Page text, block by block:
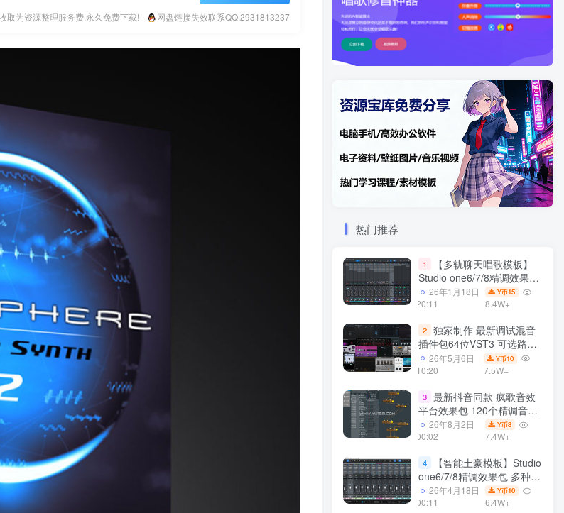
取为资源整理服务费,永久免费下载! 网盘链接失效联系QQ:2931813237
热门推荐
1
【多轨聊天唱歌模板】
Studio one6/7/8精调效果包
多种效果模式 声卡调试好直
播预设模板
26年1月18日
20:11
Y币15
8.4W+
2 独家制作 最新调试混音
插件包64位VST3 可选路径
一键安装550个效果器合集
v3.0 WiN 支持定制
26年5月6日
10:20
Y币10
7.5W+
3 最新抖音同款 疯歌音效
平台效果包 120个精调音效
包+软件自带170个音效
+600个插件 带安装教程全
26年8月2日
00:02
Y币8
7.4W+
4
【智能土豪模板】Studio
one6/7/8精调效果包 多种效
果模式可选 声卡调试好预设
带插件全套文件
26年4月18日
00:11
Y币10
6.4W+